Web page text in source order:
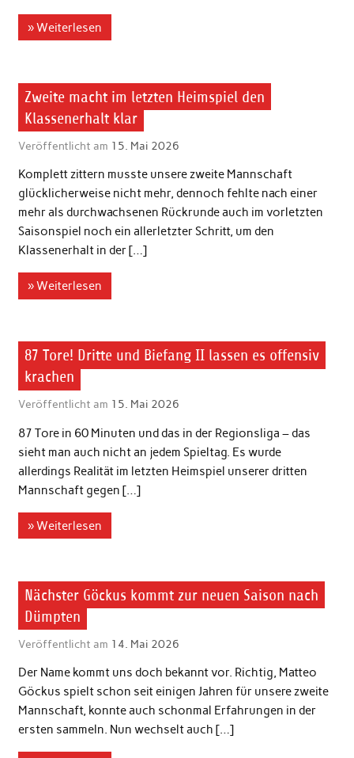
» Weiterlesen
2. Herren
Zweite macht im letzten Heimspiel den
Klassenerhalt klar
Veröffentlicht am 15. Mai 2026
Komplett zittern musste unsere zweite Mannschaft
glücklicherweise nicht mehr, dennoch fehlte nach einer
mehr als durchwachsenen Rückrunde auch im vorletzten
Saisonspiel noch ein allerletzter Schritt, um den
Klassenerhalt in der […]
» Weiterlesen
3. Herren
87 Tore! Dritte und Biefang II lassen es offensiv
krachen
Veröffentlicht am 15. Mai 2026
87 Tore in 60 Minuten und das in der Regionsliga – das
sieht man auch nicht an jedem Spieltag. Es wurde
allerdings Realität im letzten Heimspiel unserer dritten
Mannschaft gegen […]
» Weiterlesen
1. Herren
Nächster Göckus kommt zur neuen Saison nach
Dümpten
Veröffentlicht am 14. Mai 2026
Der Name kommt uns doch bekannt vor. Richtig, Matteo
Göckus spielt schon seit einigen Jahren für unsere zweite
Mannschaft, konnte auch schonmal Erfahrungen in der
ersten sammeln. Nun wechselt auch […]